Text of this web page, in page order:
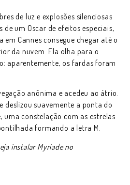
de luz e explosões silenciosas
de um Oscar de efeitos especiais,
Cannes consegue chegar até o
da nuvem. Ela olha para o
aparentemente, os fardas foram
anônima e acedeu ao átrio.
deslizou suavemente a ponta do
uma constelação com as estrelas
formando a letra M.
instalar Myriade no